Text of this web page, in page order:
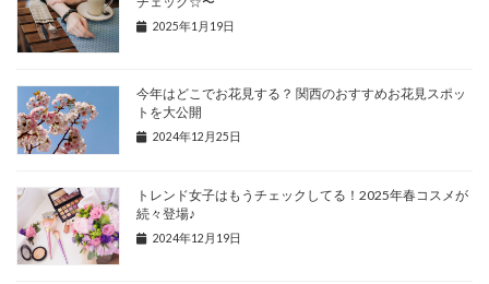
2025年1月19日
今年はどこでお花見する？ 関西のおすすめお花見スポッ
トを大公開
2024年12月25日
トレンド女子はもうチェックしてる！2025年春コスメが
続々登場♪
2024年12月19日